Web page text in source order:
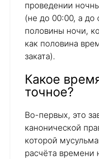
проведении
(не до 00:00, а до
половины ночи,
как половина
заката).
Какое
точное?
Во-первых, это
канонической
которой
расчёта времени